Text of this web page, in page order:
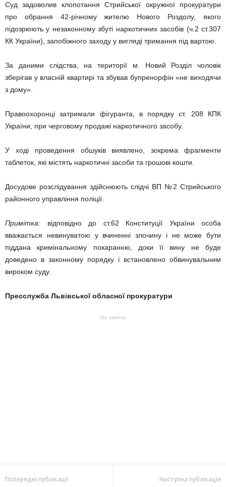
Суд задоволив клопотання Стрийської окружної прокуратури
про обрання 42-річному жителю Нового Роздолу, якого
підозрюють у незаконному збуті наркотичних засобів (ч.2 ст.307
КК України), запобіжного заходу у вигляді тримання під вартою.
За даними слідства, на території м. Новий Розділ чоловік
зберігав у власній квартирі та збував бупренорфін «не виходячи
з дому».
Правоохоронці затримали фігуранта, в порядку ст. 208 КПК
України, при черговому продажі наркотичного засобу.
У ході проведення обшуків виявлено, зокрема фрагменти
таблеток, які містять наркотичні засоби та грошові кошти.
Досудове розслідування здійснюють слідчі ВП №2 Стрийського
районного управління поліції.
Примітка: відповідно до ст.62 Конституції України особа
вважається невинуватою у вчиненні злочину і не може бути
піддана кримінальному покаранню, доки її вину не буде
доведено в законному порядку і встановлено обвинувальним
вироком суду.
Пресслужба Львівської обласної прокуратури
На замітку
Попередні публікації Наступна публікація